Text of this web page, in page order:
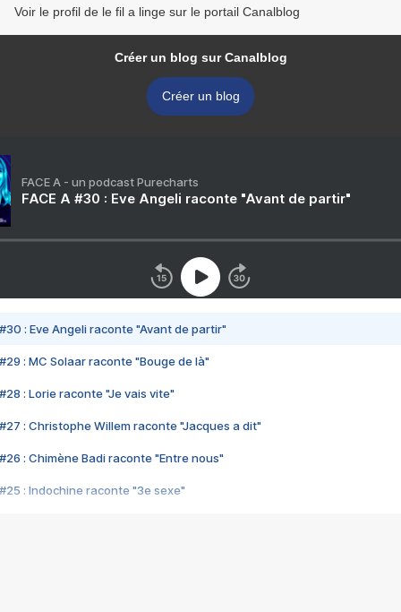
Voir le profil de le fil a linge sur le portail Canalblog
Créer un blog sur Canalblog
Créer un blog
FACE A - un podcast Purecharts
FACE A #30 : Eve Angeli raconte "Avant de partir"
#30 : Eve Angeli raconte "Avant de partir"
#29 : MC Solaar raconte "Bouge de là"
#28 : Lorie raconte "Je vais vite"
#27 : Christophe Willem raconte "Jacques a dit"
#26 : Chimène Badi raconte "Entre nous"
#25 : Indochine raconte "3e sexe"